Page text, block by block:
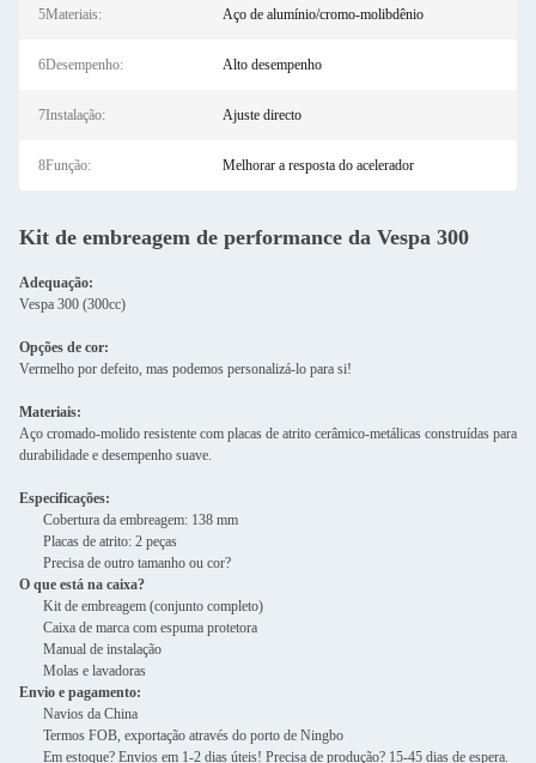
5Materiais: Aço de alumínio/cromo-molibdênio
6Desempenho: Alto desempenho
7Instalação: Ajuste directo
8Função: Melhorar a resposta do acelerador
Kit de embreagem de performance da Vespa 300
Adequação:
Vespa 300 (300cc)
Opções de cor:
Vermelho por defeito, mas podemos personalizá-lo para si!
Materiais:
Aço cromado-molido resistente com placas de atrito cerâmico-metálicas construídas para
durabilidade e desempenho suave.
Especificações:
Cobertura da embreagem: 138 mm
Placas de atrito: 2 peças
Precisa de outro tamanho ou cor?
O que está na caixa?
Kit de embreagem (conjunto completo)
Caixa de marca com espuma protetora
Manual de instalação
Molas e lavadoras
Envio e pagamento:
Navios da China
Termos FOB, exportação através do porto de Ningbo
Em estoque? Envios em 1-2 dias úteis! Precisa de produção? 15-45 dias de espera.